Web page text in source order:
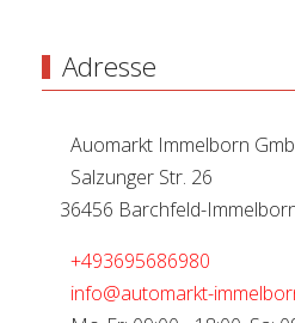
Adresse
Auomarkt Immelborn
Salzunger Str. 26
36456 Barchfeld-
+493695686980
info@automarkt-